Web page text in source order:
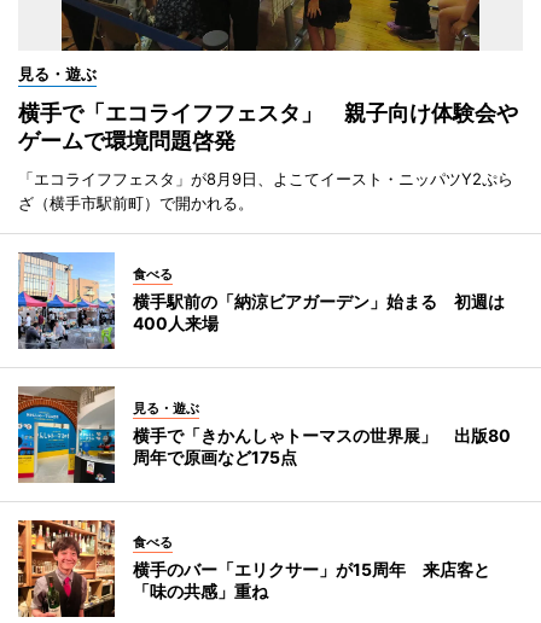
見る・遊ぶ
横手で「エコライフフェスタ」 親子向け体験会や
ゲームで環境問題啓発
「エコライフフェスタ」が8月9日、よこてイースト・ニッパツY2ぷら
ざ（横手市駅前町）で開かれる。
食べる
横手駅前の「納涼ビアガーデン」始まる 初週は
400人来場
見る・遊ぶ
横手で「きかんしゃトーマスの世界展」 出版80
周年で原画など175点
食べる
横手のバー「エリクサー」が15周年 来店客と
「味の共感」重ね